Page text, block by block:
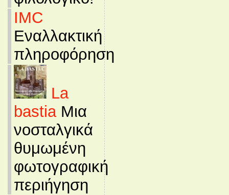
IMC
Εναλλακτική
πληροφόρηση
La
bastiaΜια
νοσταλγικά
θυμωμένη
φωτογραφική
περιήγηση